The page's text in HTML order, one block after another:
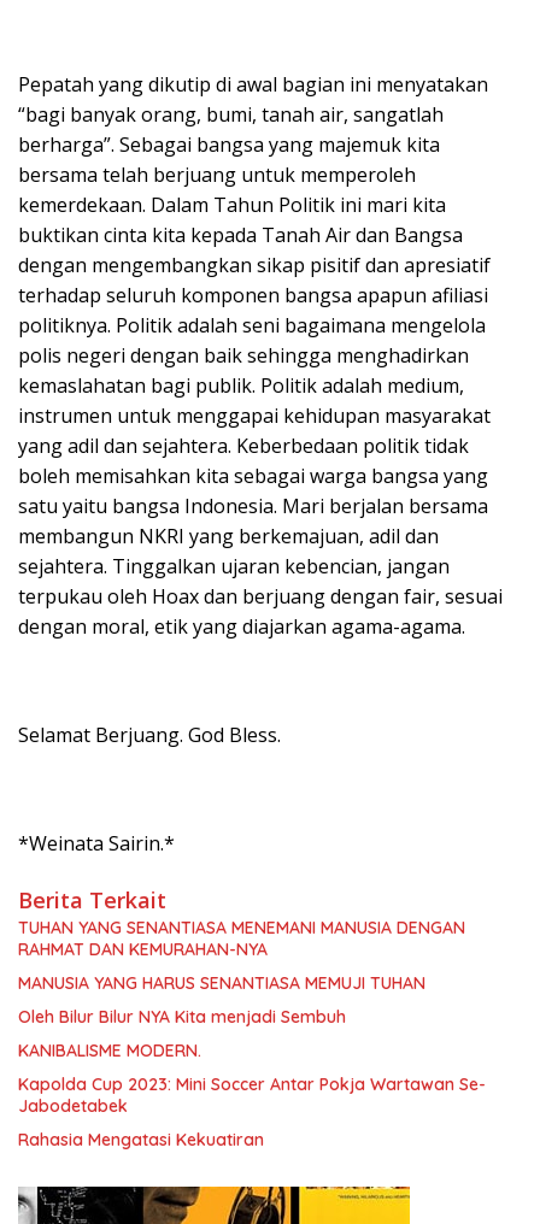
Pepatah yang dikutip di awal bagian ini menyatakan
“bagi banyak orang, bumi, tanah air, sangatlah
berharga”. Sebagai bangsa yang majemuk kita
bersama telah berjuang untuk memperoleh
kemerdekaan. Dalam Tahun Politik ini mari kita
buktikan cinta kita kepada Tanah Air dan Bangsa
dengan mengembangkan sikap pisitif dan apresiatif
terhadap seluruh komponen bangsa apapun afiliasi
politiknya. Politik adalah seni bagaimana mengelola
polis negeri dengan baik sehingga menghadirkan
kemaslahatan bagi publik. Politik adalah medium,
instrumen untuk menggapai kehidupan masyarakat
yang adil dan sejahtera. Keberbedaan politik tidak
boleh memisahkan kita sebagai warga bangsa yang
satu yaitu bangsa Indonesia. Mari berjalan bersama
membangun NKRI yang berkemajuan, adil dan
sejahtera. Tinggalkan ujaran kebencian, jangan
terpukau oleh Hoax dan berjuang dengan fair, sesuai
dengan moral, etik yang diajarkan agama-agama.
Selamat Berjuang. God Bless.
*Weinata Sairin.*
Berita Terkait
TUHAN YANG SENANTIASA MENEMANI MANUSIA DENGAN
RAHMAT DAN KEMURAHAN-NYA
MANUSIA YANG HARUS SENANTIASA MEMUJI TUHAN
Oleh Bilur Bilur NYA Kita menjadi Sembuh
KANIBALISME MODERN.
Kapolda Cup 2023: Mini Soccer Antar Pokja Wartawan Se-
Jabodetabek
Rahasia Mengatasi Kekuatiran